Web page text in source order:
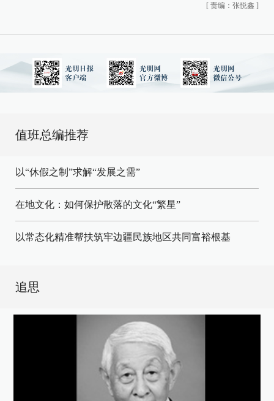
[ 责编：张悦鑫 ]
值班总编推荐
以“休假之制”求解“发展之需”
在地文化：如何保护散落的文化“繁星”
以常态化精准帮扶筑牢边疆民族地区共同富裕根基
追思